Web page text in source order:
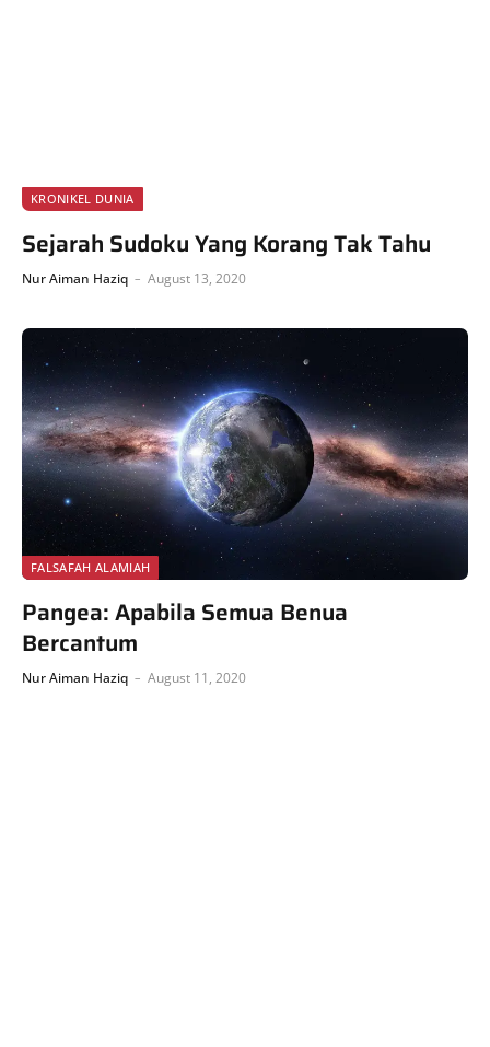
KRONIKEL DUNIA
Sejarah Sudoku Yang Korang Tak Tahu
Nur Aiman Haziq August 13, 2020
FALSAFAH ALAMIAH
Pangea: Apabila Semua Benua
Bercantum
Nur Aiman Haziq August 11, 2020